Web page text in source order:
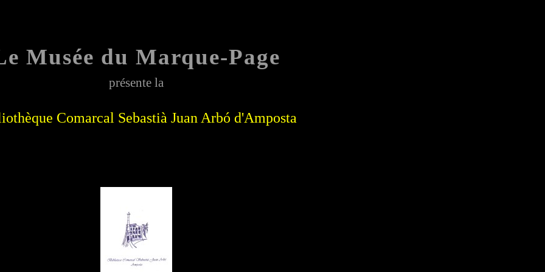
Musée du Marque-Page
présente la
Comarcal Sebastià Juan Arbó d'Amposta